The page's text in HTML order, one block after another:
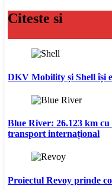
Citeste si
DKV Mobility și Shell își
Blue River: 26.123 km
transport internațional
Proiectul Revoy prinde